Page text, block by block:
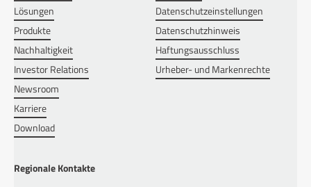
Lösungen
Produkte
Nachhaltigkeit
Investor Relations
Newsroom
Karriere
Download
Datenschutzeinstellungen
Datenschutzhinweis
Haftungsausschluss
Urheber- und Markenrechte
Regionale Kontakte